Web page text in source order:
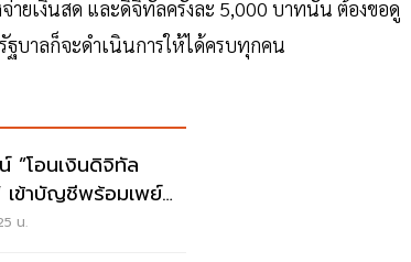
ยเงินสด และดิจิทัลครั้งละ 5,000 บาทนั้น ต้องขอดู
บาลก็จะดำเนินการให้ได้ครบทุกคน
”โอนเงินดิจิทัล
เข้าบัญชีพร้อมเพย์
น.